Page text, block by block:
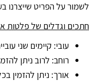
לשמור על הפריט שייצרנו
חתכים וגדלים של פלטות
עובי: קיימים שני עוביים – 18 מ”מ
רוחב: לרוב ניתן להזמין
אורך: ניתן להזמין בכל